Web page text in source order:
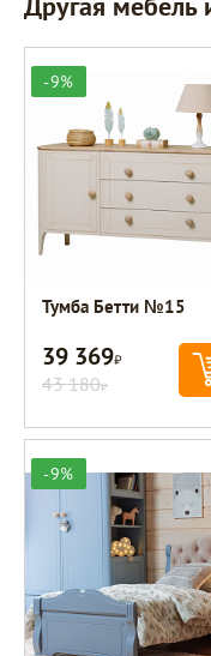
-9%
Тумба Бетти №15
39 369Р
43 180Р
-9%